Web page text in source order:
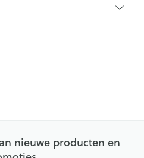
nieuwe producten en